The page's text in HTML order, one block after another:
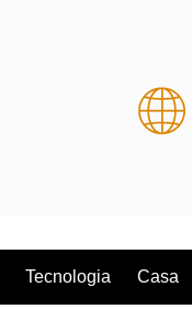
Tecnologia Casa